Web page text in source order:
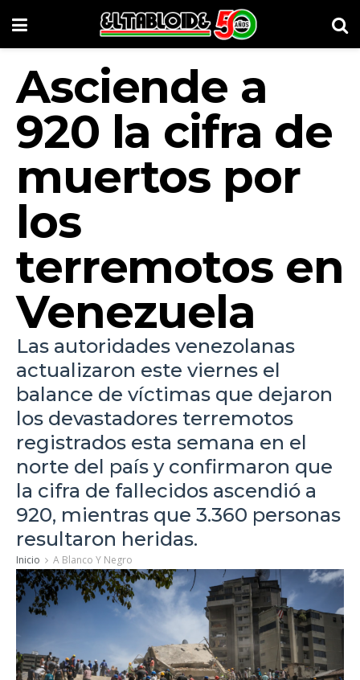
Asciende a
920 la cifra de
muertos por
los
terremotos en
Venezuela
Las autoridades venezolanas
actualizaron este viernes el
balance de víctimas que dejaron
los devastadores terremotos
registrados esta semana en el
norte del país y confirmaron que
la cifra de fallecidos ascendió a
920, mientras que 3.360 personas
resultaron heridas.
Inicio A Blanco Y Negro